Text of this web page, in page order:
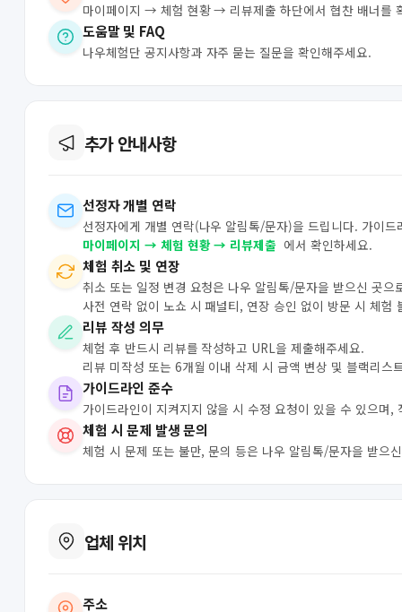
마이페이지 → 체험 현황 → 리뷰제출 하단에서 협찬 배너를
도움말 및 FAQ
나우체험단 공지사항과 자주 묻는 질문을 확인해주세요.
추가 안내사항
선정자 개별 연락
선정자에게 개별 연락(나우 알림톡/문자)을 드립니다. 가이
마이페이지 → 체험 현황 → 리뷰제출 에서 확인하세요.
체험 취소 및 연장
취소 또는 일정 변경 요청은 나우 알림톡/문자을 받으신 곳으
사전 연락 없이 노쇼 시 패널티, 연장 승인 없이 방문 시 체험
리뷰 작성 의무
체험 후 반드시 리뷰를 작성하고 URL을 제출해주세요.
리뷰 미작성 또는 6개월 이내 삭제 시 금액 변상 및 블랙리스
가이드라인 준수
가이드라인이 지켜지지 않을 시 수정 요청이 있을 수 있으며
체험 시 문제 발생 문의
체험 시 문제 또는 불만, 문의 등은 나우 알림톡/문자을 받으
업체 위치
주소